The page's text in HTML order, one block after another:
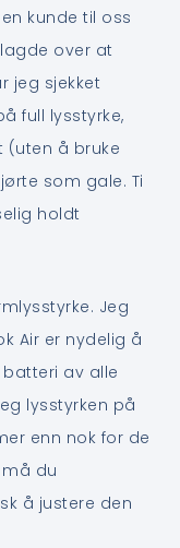
kunde til oss
over at
jeg sjekket
full lysstyrke,
(uten å bruke
som gale. Ti
holdt
Jeg
Air er nydelig å
av alle
lysstyrken på
enn nok for de
du
å justere den